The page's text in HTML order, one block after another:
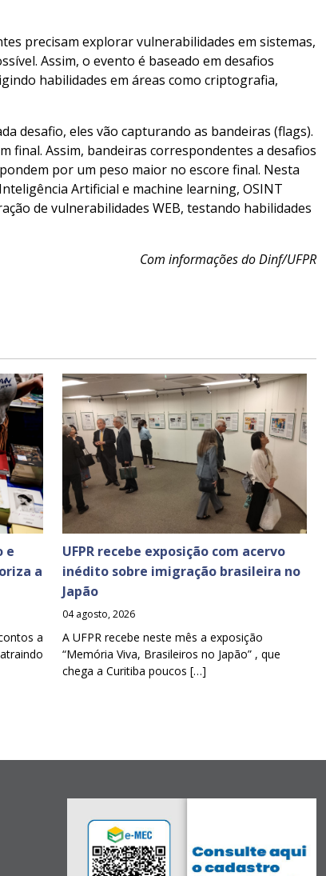
precisam explorar vulnerabilidades em sistemas,
Assim, o evento é baseado em desafios
habilidades em áreas como criptografia,
desafio, eles vão capturando as bandeiras (flags).
final. Assim, bandeiras correspondentes a desafios
por um peso maior no escore final. Nesta
Artificial e machine learning, OSINT
de vulnerabilidades WEB, testando habilidades
Com informações do Dinf/UFPR
e
a
a
UFPR recebe exposição com acervo
inédito sobre imigração brasileira no
Japão
04 agosto, 2026
A UFPR recebe neste mês a exposição
“Memória Viva, Brasileiros no Japão” , que
chega a Curitiba poucos […]